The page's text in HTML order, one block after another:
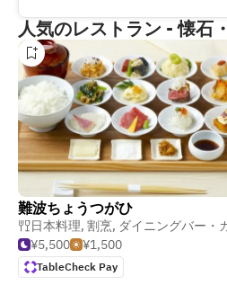
人気のレストラン - 懐石
難波ちょうつがひ
日本料理, 割烹, ダイニングバー・ガストロパ
¥5,500
¥1,500
TableCheck Pay